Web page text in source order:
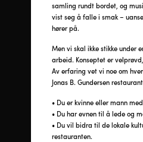
samling rundt bordet, og
vist seg å falle i smak –
hører på.
Men vi skal ikke stikke under
arbeid. Konseptet er
Av erfaring vet vi noe om
Jonas B. Gundersen
• Du er kvinne eller mann
• Du har evnen til å lede og
• Du vil bidra til de lokale
restauranten.